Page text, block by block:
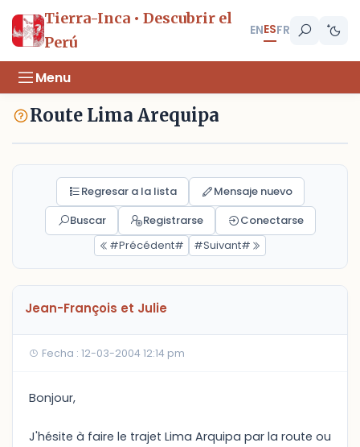
Tierra-Inca • Descubrir el
Perú
ENESFR
Menu
Route Lima Arequipa
Regresar a la lista
Mensaje nuevo
Buscar
Registrarse
Conectarse
#Précédent#
#Suivant#
Jean-François et Julie
Fecha : 12-03-2004 12:14 pm
Bonjour,
J'hésite à faire le trajet Lima Arquipa par la route ou